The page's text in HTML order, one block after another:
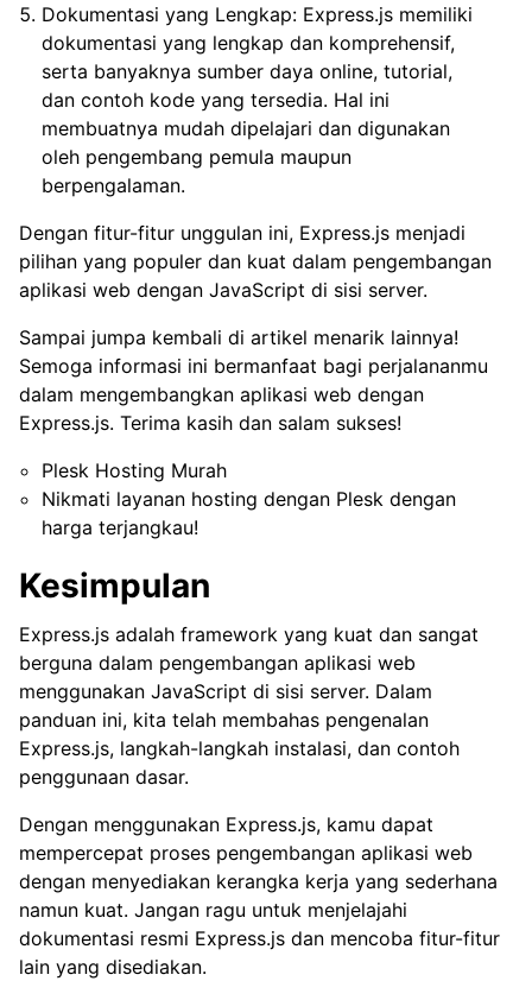
Dokumentasi yang Lengkap: Express.js memiliki
dokumentasi yang lengkap dan komprehensif,
serta banyaknya sumber daya online, tutorial,
dan contoh kode yang tersedia. Hal ini
membuatnya mudah dipelajari dan digunakan
oleh pengembang pemula maupun
berpengalaman.
Dengan fitur-fitur unggulan ini, Express.js menjadi
pilihan yang populer dan kuat dalam pengembangan
aplikasi web dengan JavaScript di sisi server.
Sampai jumpa kembali di artikel menarik lainnya!
Semoga informasi ini bermanfaat bagi perjalananmu
dalam mengembangkan aplikasi web dengan
Express.js. Terima kasih dan salam sukses!
Plesk Hosting Murah
Nikmati layanan hosting dengan Plesk dengan
harga terjangkau!
Kesimpulan
Express.js adalah framework yang kuat dan sangat
berguna dalam pengembangan aplikasi web
menggunakan JavaScript di sisi server. Dalam
panduan ini, kita telah membahas pengenalan
Express.js, langkah-langkah instalasi, dan contoh
penggunaan dasar.
Dengan menggunakan Express.js, kamu dapat
mempercepat proses pengembangan aplikasi web
dengan menyediakan kerangka kerja yang sederhana
namun kuat. Jangan ragu untuk menjelajahi
dokumentasi resmi Express.js dan mencoba fitur-fitur
lain yang disediakan.